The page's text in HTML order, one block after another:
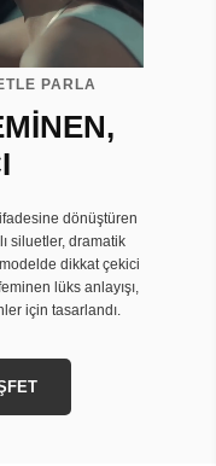
PARLA
dönüştüren
siluetler, dramatik
dikkat çekici
lüks anlayışı,
için tasarlandı.